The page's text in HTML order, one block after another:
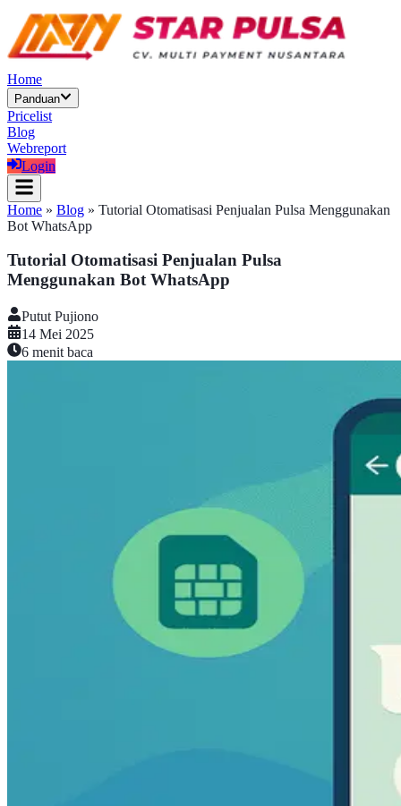
Home
Panduan
Pricelist
Blog
Webreport
Login
Home » Blog » Tutorial Otomatisasi Penjualan Pulsa Menggunakan
Bot WhatsApp
Tutorial Otomatisasi Penjualan Pulsa
Menggunakan Bot WhatsApp
Putut Pujiono
14 Mei 2025
6 menit baca